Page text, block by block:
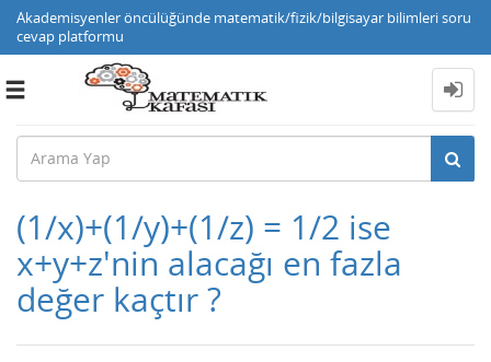
Akademisyenler öncülüğünde matematik/fizik/bilgisayar bilimleri soru
cevap platformu
Toggle
(1/x)+(1/y)+(1/z) = 1/2 ise
x+y+z'nin alacağı en fazla
değer kaçtır ?